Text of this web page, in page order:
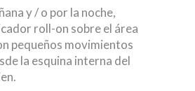
y / o por la noche,
roll-on sobre el área
pequeños movimientos
la esquina interna del